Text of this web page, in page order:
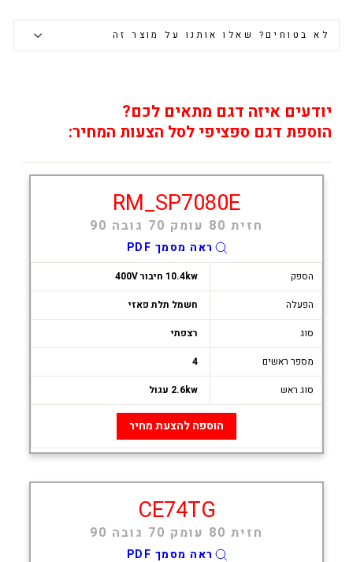
לא בטוחים? שאלו אותנו על מוצר זה
יודעים איזה דגם מתאים לכם?
הוספת דגם ספציפי לסל הצעות המחיר:
RM_SP7080E
חזית 80 עומק 70 גובה 90
ראה מסמך PDF
הספק
10.4kw חיבור 400V
הפעלה
חשמל תלת פאזי
סוג
רצפתי
מספר ראשים
4
סוג ראש
2.6kw עגול
הוספה להצעת מחיר
CE74TG
חזית 80 עומק 70 גובה 90
ראה מסמך PDF